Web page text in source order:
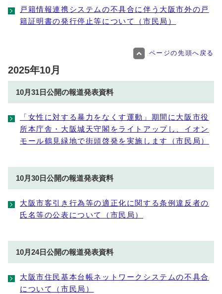
戸籍情報連携システムの不具合に伴う大阪市外の戸
籍証明書の発行停止等について（市民局）
ページの先頭へ戻る
2025年10月
10月31日公開の報道発表資料
「女性に対する暴力をなくす運動」期間に大阪市役
所本庁舎・大阪城天守閣をライトアップし、イオン
モール鶴見緑地で街頭啓発を実施します（市民局）
10月30日公開の報道発表資料
大阪市客引き行為等の適正化に関する条例違反者の
氏名等の公表について（市民局）
10月24日公開の報道発表資料
大阪市住民基本台帳ネットワークシステムの不具合
について（市民局）